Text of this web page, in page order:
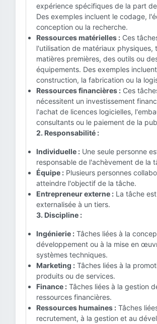
expérience spécifiques de la part
Des exemples incluent le codage,
conception ou la recherche.
Ressources matérielles : Ces
l'utilisation de matériaux physiques,
matières premières, des outils ou
équipements. Des exemples
construction, la fabrication ou la
Ressources financières : Ces
nécessitent un investissement
l'achat de licences logicielles,
consultants ou le paiement de la
2. Responsabilité :
Individuelle : Une seule personne
responsable de l'achèvement de la
Équipe : Plusieurs personnes
atteindre l'objectif de la tâche.
Entrepreneur externe : La tâche est
externalisée à un tiers.
3. Discipline :
Ingénierie : Tâches liées à la
développement ou à la mise en
systèmes techniques.
Marketing : Tâches liées à la
produits ou de services.
Finance : Tâches liées à la gestion
ressources financières.
Ressources humaines : Tâches
recrutement, à la gestion et au